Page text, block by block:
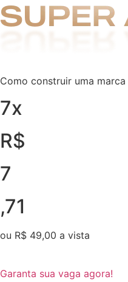
Como construir uma marca
7x
R$
7
,71
ou R$ 49,00 a vista
Garanta sua vaga agora!